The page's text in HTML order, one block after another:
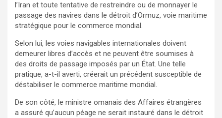
l’Iran et toute tentative de restreindre ou de monnayer le
passage des navires dans le détroit d’Ormuz, voie maritime
stratégique pour le commerce mondial.
Selon lui, les voies navigables internationales doivent
demeurer libres d’accès et ne peuvent être soumises à
des droits de passage imposés par un État. Une telle
pratique, a-t-il averti, créerait un précédent susceptible de
déstabiliser le commerce maritime mondial.
De son côté, le ministre omanais des Affaires étrangères
a assuré qu’aucun péage ne serait instauré dans le détroit